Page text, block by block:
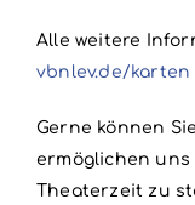
Alle weitere
vbnlev.de/karten
Gerne können
ermöglichen
Theaterzeit zu